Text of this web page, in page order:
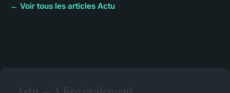
← Voir tous les articles Actu